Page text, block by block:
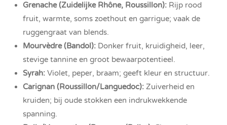
Grenache (Zuidelijke Rhône, Roussillon): Rijp rood
fruit, warmte, soms zoethout en garrigue; vaak de
ruggengraat van blends.
Mourvèdre (Bandol): Donker fruit, kruidigheid, leer,
stevige tannine en groot bewaarpotentieel.
Syrah: Violet, peper, braam; geeft kleur en structuur.
Carignan (Roussillon/Languedoc): Zuiverheid en
kruiden; bij oude stokken een indrukwekkende
spanning.